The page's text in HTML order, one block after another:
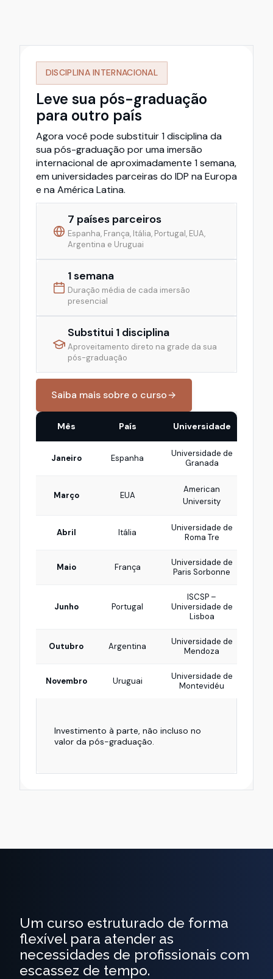
DISCIPLINA INTERNACIONAL
Leve sua pós-graduação
para outro país
Agora você pode substituir 1 disciplina da
sua pós-graduação por uma imersão
internacional de aproximadamente 1 semana,
em universidades parceiras do IDP na Europa
e na América Latina.
7 países parceiros
Espanha, França, Itália, Portugal, EUA,
Argentina e Uruguai
1 semana
Duração média de cada imersão
presencial
Substitui 1 disciplina
Aproveitamento direto na grade da sua
pós-graduação
Saiba mais sobre o curso
Mês País Universidade
Janeiro Espanha
Universidade de
Granada
Março EUA
American
University
Abril Itália
Universidade de
Roma Tre
Maio França
Universidade de
Paris Sorbonne
Junho Portugal
ISCSP –
Universidade de
Lisboa
Outubro Argentina
Universidade de
Mendoza
Novembro Uruguai
Universidade de
Montevidéu
Investimento à parte, não incluso no
valor da pós-graduação.
Um curso estruturado de forma
flexível para atender as
necessidades de profissionais com
escassez de tempo.